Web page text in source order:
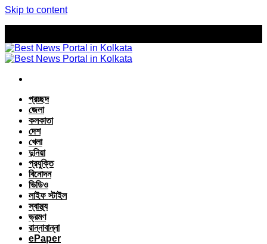
Skip to content
প্রচ্ছদ
জেলা
কলকাতা
দেশ
খেলা
দুনিয়া
প্রযুক্তি
বিনোদন
ভিডিও
লাইফ স্টাইল
স্বাস্থ্য
ভ্রমণ
রান্নাবান্না
ePaper